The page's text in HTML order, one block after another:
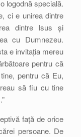
logodnă specială.
ci e unirea dintre
dintre Isus și
cu Dumnezeu.
e invitația mereu
pentru că
pentru că Eu,
să fiu cu tine
față de orice
persoane. De